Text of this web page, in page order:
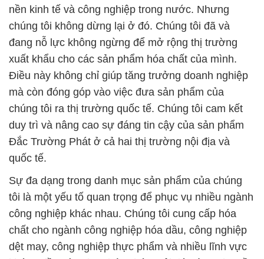
nền kinh tế và công nghiệp trong nước. Nhưng
chúng tôi không dừng lại ở đó. Chúng tôi đã và
đang nỗ lực không ngừng để mở rộng thị trường
xuất khẩu cho các sản phẩm hóa chất của mình.
Điều này không chỉ giúp tăng trưởng doanh nghiệp
mà còn đóng góp vào việc đưa sản phẩm của
chúng tôi ra thị trường quốc tế. Chúng tôi cam kết
duy trì và nâng cao sự đáng tin cậy của sản phẩm
Đắc Trường Phát ở cả hai thị trường nội địa và
quốc tế.
Sự đa dạng trong danh mục sản phẩm của chúng
tôi là một yếu tố quan trọng để phục vụ nhiều ngành
công nghiệp khác nhau. Chúng tôi cung cấp hóa
chất cho ngành công nghiệp hóa dầu, công nghiệp
dệt may, công nghiệp thực phẩm và nhiều lĩnh vực